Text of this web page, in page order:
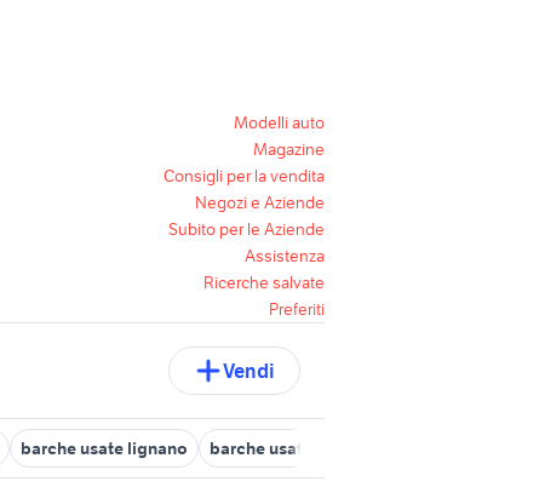
Modelli auto
Magazine
Consigli per la vendita
Negozi e Aziende
Subito per le Aziende
Assistenza
Ricerche salvate
Preferiti
Vendi
barche usate lignano barche usate marano lagunare